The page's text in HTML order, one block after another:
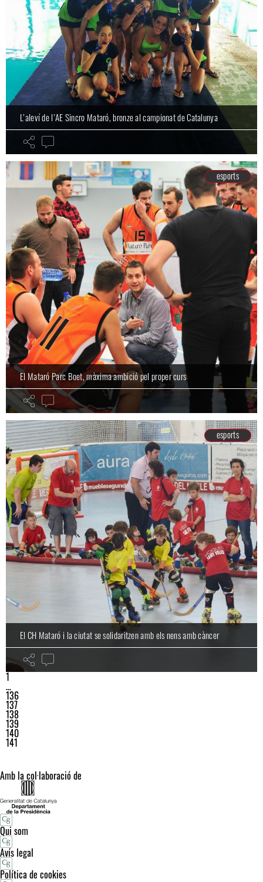
L’aleví de l’AE Sincro Mataró, bronze al campionat de Catalunya
esports
El Mataró Parc Boet, màxima ambició pel proper curs
esports
El CH Mataró i la ciutat se solidaritzen amb els nens amb càncer
1
…
136
137
138
139
140
141
Amb la col·laboració de
Qui som
Avís legal
Política de cookies